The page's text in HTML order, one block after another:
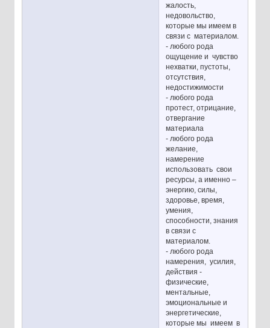
жалость,
недовольство,
которые мы имеем в
связи с материалом.
- любого рода
ощущение и чувство
нехватки, пустоты,
отсутствия,
недостижимости
- любого рода
протест, отрицание,
отвергание
материала
- любого рода
желание,
намерение
использовать свои
ресурсы, а именно –
энергию, силы,
здоровье, время,
умения,
способности, знания
в связи с
материалом.
- любого рода
намерения, усилия,
действия -
физические,
ментальные,
эмоциональные и
энергетические,
которые мы имеем в